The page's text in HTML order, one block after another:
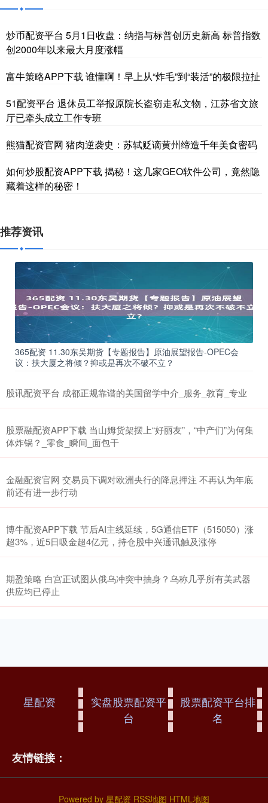
炒币配资平台 5月1日收盘：纳指与标普创历史新高 标普指数
创2000年以来最大月度涨幅
富牛策略APP下载 谁懂啊！早上从“炸毛”到“装活”的极限拉扯
51配资平台 退休员工举报原院长盗窃走私文物，江苏省文旅
厅已牵头成立工作专班
熊猫配资官网 猪肉逆袭史：苏轼贬谪黄州缔造千年美食密码
如何炒股配资APP下载 揭秘！这几家GEO软件公司，竟然隐
藏着这样的秘密！
推荐资讯
365配资 11.30东吴期货【专题报告】原油展望报告-OPEC会
议：扶大厦之将倾？抑或是再次不破不立？
股讯配资平台 成都正规靠谱的美国留学中介_服务_教育_专业
股票融配资APP下载 当山姆货架摆上“好丽友”，“中产们”为何集
体炸锅？_零食_瞬间_面包干
金融配资官网 交易员下调对欧洲央行的降息押注 不再认为年底
前还有进一步行动
博牛配资APP下载 节后AI主线延续，5G通信ETF（515050）涨
超3%，近5日吸金超4亿元，持仓股中兴通讯触及涨停
期盈策略 白宫正试图从俄乌冲突中抽身？乌称几乎所有美武器
供应均已停止
星配资
实盘股票配资平
台
股票配资平台排
名
友情链接：
Powered by 星配资 RSS地图 HTML地图